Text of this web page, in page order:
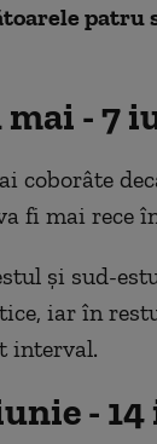
patru
mai - 7
coborâte
fi mai rece
și sud-
iar în
interval.
-